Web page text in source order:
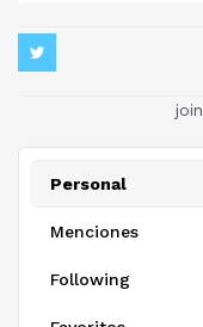
Personal
Menciones
Following